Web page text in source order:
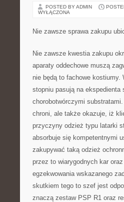
POSTED BY ADMIN
WYŁĄCZONA
Nie zawsze sprawa zakupu
Nie zawsze kwestia zakupu
aparaty oddechowe muszą
nie będą to fachowe kostiumy.
stopniu pasują na
chorobotwórczymi
chroni, ale także okazuje, iż
przyczyny odzież typu latarki
absorbuje się kompetentnymi
zakupywać taką odzież
przez to wiarygodnych kar
egzekwowania wskazanego
skutkiem tego to szef jest
znaczą zestaw PSP R1 oraz